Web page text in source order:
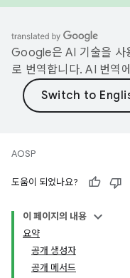
Google은 AI 기술을 사
로 번역합니다. AI 번역
AOSP
도움이 되었나요?
이 페이지의 내용
요약
공개 생성자
공개 메서드